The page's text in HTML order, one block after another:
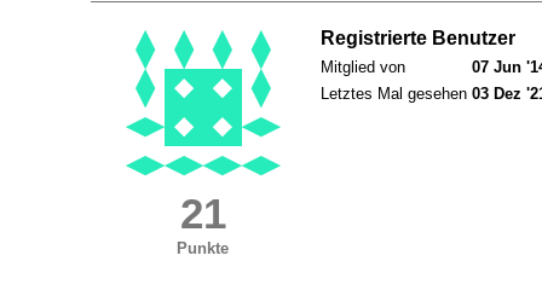
21
Punkte
Registrierte Benutzer
Mitglied von
07 Jun
Letztes Mal gesehen 03 Dez